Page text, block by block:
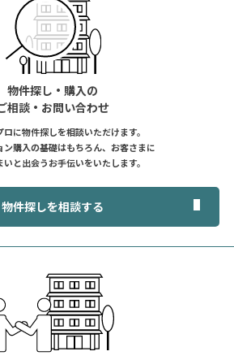
物件探し・購入の
相談・お問い合わせ
に物件探しを相談いただけます。
ン購入の基礎はもちろん、お客さまに
と出会うお手伝いをいたします。
物件探しを相談する